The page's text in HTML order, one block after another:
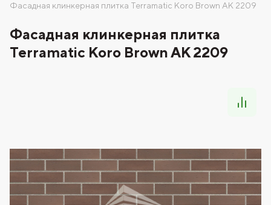
Фасадная клинкерная плитка Terramatic Koro Brown AK 2209
Фасадная клинкерная плитка
Terramatic Koro Brown AK 2209